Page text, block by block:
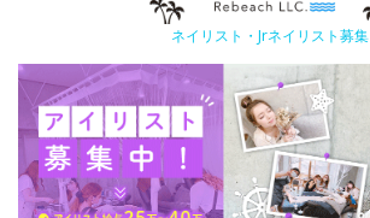
ネイリスト・Jrネイリスト募集